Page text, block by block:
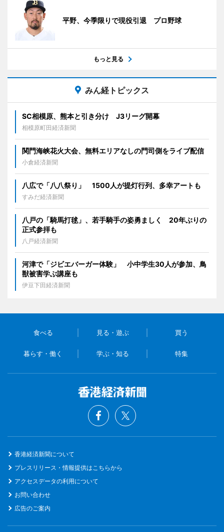
平野、今季限りで現役引退 プロ野球
もっと見る
みん経トピックス
SC相模原、熊本と引き分け J3リーグ開幕
相模原町田経済新聞
関門海峡花火大会、無料エリアなしの門司側をライブ配信
小倉経済新聞
八広で「八八祭り」 1500人が提灯行列、多幸アートも
すみだ経済新聞
八戸の「騎馬打毬」、若手騎手の姿勇ましく 20年ぶりの
正式参拝も
八戸経済新聞
河津で「ジビエバーガー体験」 小中学生30人が参加、鳥
獣被害学ぶ講座も
伊豆下田経済新聞
食べる 見る・遊ぶ 買う
暮らす・働く 学ぶ・知る 特集
香港経済新聞について
プレスリリース・情報提供はこちらから
アクセスデータの利用について
お問い合わせ
広告のご案内